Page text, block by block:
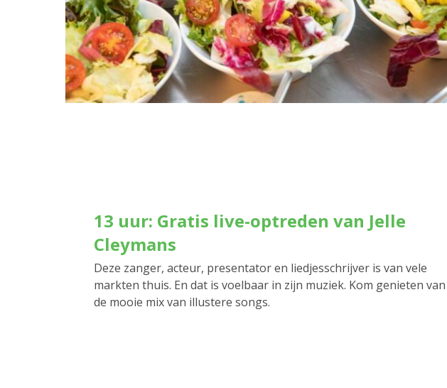
13 uur: Gratis live-optreden van Jelle
Cleymans
Deze zanger, acteur, presentator en liedjesschrijver is van vele
markten thuis. En dat is voelbaar in zijn muziek. Kom genieten van
de mooie mix van illustere songs.